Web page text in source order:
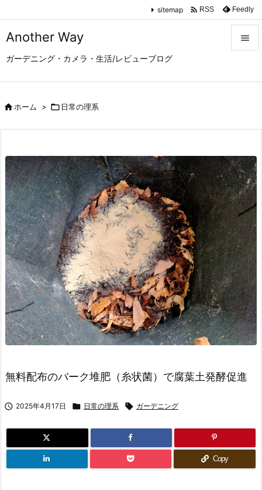
Another Way
ガーデニング・カメラ・生活/レビューブログ


次へ

検索
sitemap  RSS Feedly
ホーム >  日常の理系
無料配布のバーク堆肥（糸状菌）で腐葉土発酵促進
 2025年4月17日  日常の理系  ガーデニング
Copy